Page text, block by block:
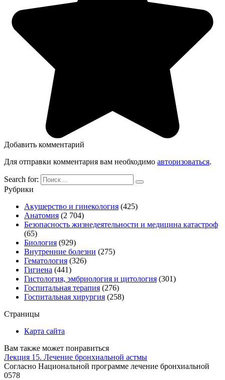
Добавить комментарий
Для отправки комментария вам необходимо авторизоваться.
Search for:
Рубрики
Акушерство и гинекология (425)
Анатомия (2 704)
Безопасность жизнедеятельности и медицина катастроф
(65)
Биология (929)
Внутренние болезни (275)
Гематология (326)
Гигиена (441)
Гистология, эмбриология и цитология (301)
Госпитальная терапия (276)
Госпитальная хирургия (258)
Страницы
Карта сайта
Вам также может понравиться
Лекция 15. Лечение бронхиальной астмы
Согласно Национальной программе лечение бронхиальной
0578